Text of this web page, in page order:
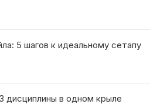
5 шагов к идеальному сетапу
дисциплины в одном крыле